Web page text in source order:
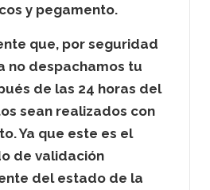
y pegamento.
que, por seguridad
no despachamos tu
de las 24 horas del
sean realizados con
Ya que este es el
de validación
del estado de la